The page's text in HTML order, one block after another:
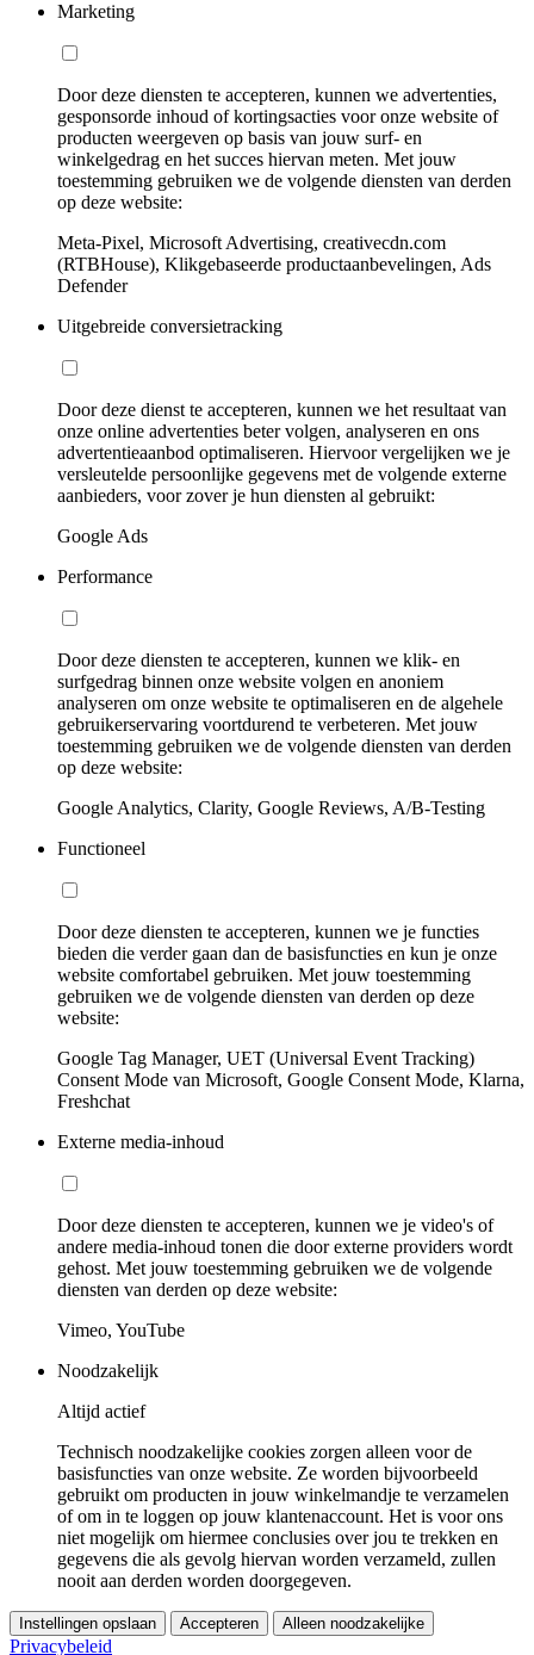
Marketing
Door deze diensten te accepteren, kunnen we advertenties,
gesponsorde inhoud of kortingsacties voor onze website of
producten weergeven op basis van jouw surf- en
winkelgedrag en het succes hiervan meten. Met jouw
toestemming gebruiken we de volgende diensten van derden
op deze website:
Meta-Pixel, Microsoft Advertising, creativecdn.com
(RTBHouse), Klikgebaseerde productaanbevelingen, Ads
Defender
Uitgebreide conversietracking
Door deze dienst te accepteren, kunnen we het resultaat van
onze online advertenties beter volgen, analyseren en ons
advertentieaanbod optimaliseren. Hiervoor vergelijken we je
versleutelde persoonlijke gegevens met de volgende externe
aanbieders, voor zover je hun diensten al gebruikt:
Google Ads
Performance
Door deze diensten te accepteren, kunnen we klik- en
surfgedrag binnen onze website volgen en anoniem
analyseren om onze website te optimaliseren en de algehele
gebruikerservaring voortdurend te verbeteren. Met jouw
toestemming gebruiken we de volgende diensten van derden
op deze website:
Google Analytics, Clarity, Google Reviews, A/B-Testing
Functioneel
Door deze diensten te accepteren, kunnen we je functies
bieden die verder gaan dan de basisfuncties en kun je onze
website comfortabel gebruiken. Met jouw toestemming
gebruiken we de volgende diensten van derden op deze
website:
Google Tag Manager, UET (Universal Event Tracking)
Consent Mode van Microsoft, Google Consent Mode, Klarna,
Freshchat
Externe media-inhoud
Door deze diensten te accepteren, kunnen we je video's of
andere media-inhoud tonen die door externe providers wordt
gehost. Met jouw toestemming gebruiken we de volgende
diensten van derden op deze website:
Vimeo, YouTube
Noodzakelijk
Altijd actief
Technisch noodzakelijke cookies zorgen alleen voor de
basisfuncties van onze website. Ze worden bijvoorbeeld
gebruikt om producten in jouw winkelmandje te verzamelen
of om in te loggen op jouw klantenaccount. Het is voor ons
niet mogelijk om hiermee conclusies over jou te trekken en
gegevens die als gevolg hiervan worden verzameld, zullen
nooit aan derden worden doorgegeven.
Instellingen opslaan Accepteren Alleen noodzakelijke
Privacybeleid